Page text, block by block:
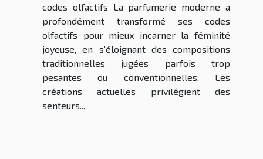
codes olfactifs La parfumerie moderne a
profondément transformé ses codes
olfactifs pour mieux incarner la féminité
joyeuse, en s’éloignant des compositions
traditionnelles jugées parfois trop
pesantes ou conventionnelles. Les
créations actuelles privilégient des
senteurs...